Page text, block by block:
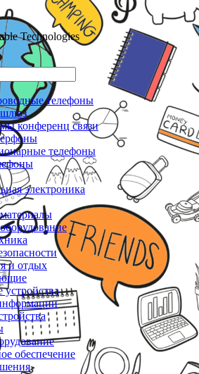
Technologies
телефоны
конференц связи
телефоны
электроника
и отдых
обеспечение